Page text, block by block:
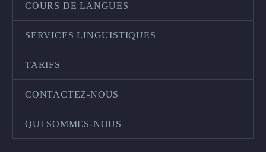
COURS DE LANGUES
SERVICES LINGUISTIQUES
TARIFS
CONTACTEZ-NOUS
QUI SOMMES-NOUS